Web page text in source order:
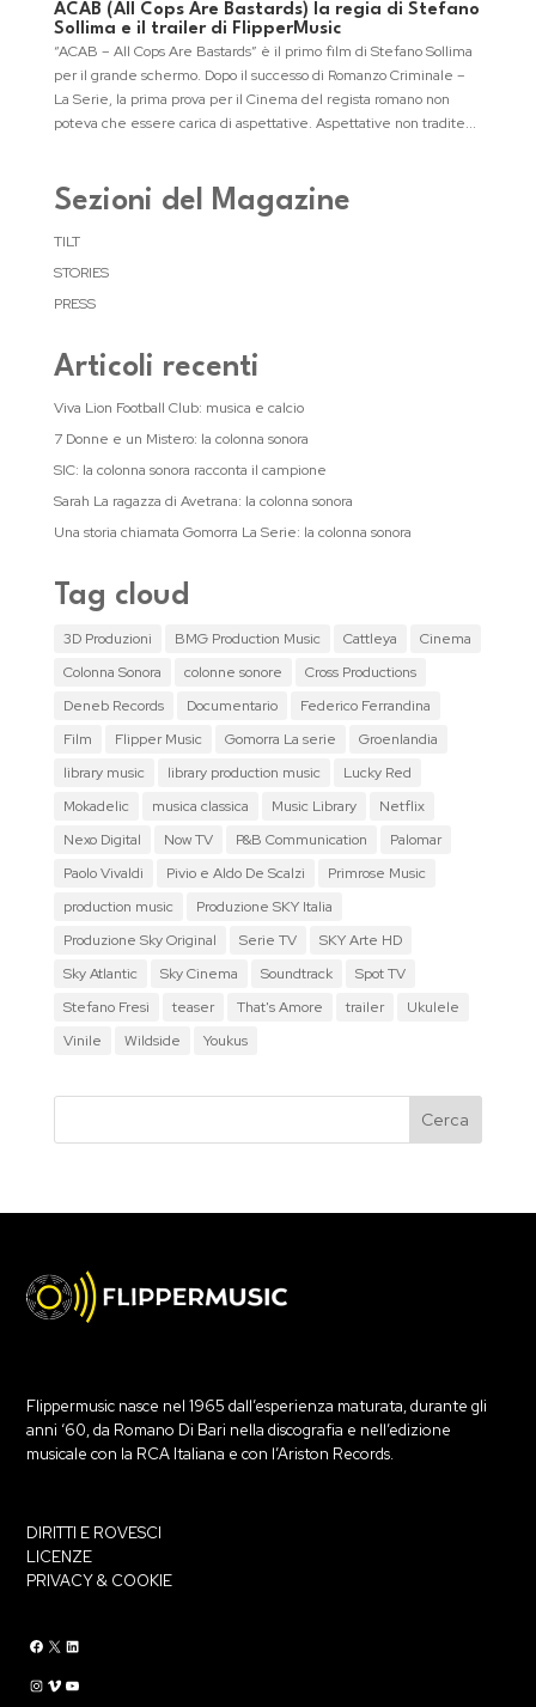
ACAB (All Cops Are Bastards) la regia di Stefano
Sollima e il trailer di FlipperMusic
“ACAB – All Cops Are Bastards” è il primo film di Stefano Sollima
per il grande schermo. Dopo il successo di Romanzo Criminale –
La Serie, la prima prova per il Cinema del regista romano non
poteva che essere carica di aspettative. Aspettative non tradite...
Sezioni del Magazine
TILT
STORIES
PRESS
Articoli recenti
Viva Lion Football Club: musica e calcio
7 Donne e un Mistero: la colonna sonora
SIC: la colonna sonora racconta il campione
Sarah La ragazza di Avetrana: la colonna sonora
Una storia chiamata Gomorra La Serie: la colonna sonora
Tag cloud
3D Produzioni BMG Production Music Cattleya
Cinema
Colonna Sonora
colonne sonore
Cross Productions
Deneb Records
Documentario
Federico Ferrandina
Film
Flipper Music Gomorra La serie
Groenlandia
library music
library production music
Lucky Red
Mokadelic
musica classica Music Library
Netflix
Nexo Digital
Now TV P&B Communication
Palomar
Paolo Vivaldi
Pivio e Aldo De Scalzi
Primrose Music
production music
Produzione SKY Italia
Produzione Sky Original
Serie TV
SKY Arte HD
Sky Atlantic
Sky Cinema Soundtrack
Spot TV
Stefano Fresi
teaser That's Amore trailer
Ukulele
Vinile
Wildside Youkus
Flippermusic nasce nel 1965 dall’esperienza maturata, durante gli
anni ‘60, da Romano Di Bari nella discografia e nell’edizione
musicale con la RCA Italiana e con l’Ariston Records.
DIRITTI E ROVESCI
LICENZE
PRIVACY & COOKIE
Flippermusic Facebook Flippermusic Twitter
Flippermusic Linkedin
Flippermusic Instagram Flippermusic Vimeo flippermusic YouTube